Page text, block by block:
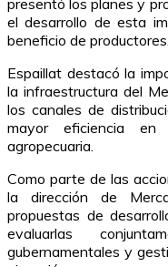
el desarrollo de esta
beneficio de
Espaillat destacó la
la infraestructura del
los canales de
mayor eficiencia en
agropecuaria.
Como parte de las
la dirección de
propuestas de
evaluarlas
gubernamentales y